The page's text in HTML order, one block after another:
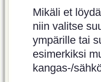
Mikäli et
niin valitse
ympärille tai
esimerkiksi
kangas-/